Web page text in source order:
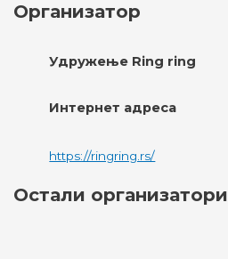
Организатор
Удружење Ring ring
Интернет адреса
https://ringring.rs/
Остали организатори